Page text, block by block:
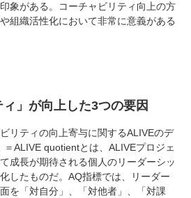
象がある。コーチャビリティ向上の方
組織活性化において非常に意義がある
ィ」が向上した3つの要因
リティの向上寄与に関するALIVEのデ
ALIVE quotientとは、ALIVEプロジェ
成長が期待される個人のリーダーシッ
したものだ。AQ指標では、リーダー
を「対自分」、「対他者」、「対課